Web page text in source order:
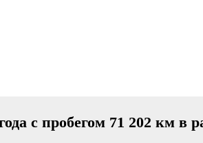
с пробегом 71 202 км в